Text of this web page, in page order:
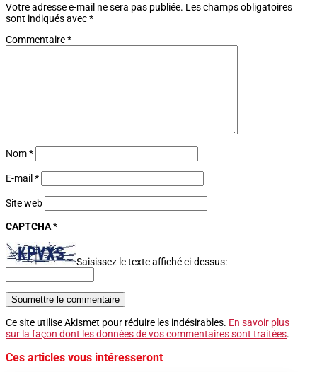
Votre adresse e-mail ne sera pas publiée. Les champs obligatoires
sont indiqués avec*
Commentaire*
Nom*
E-mail *
Site web
CAPTCHA*
Saisissez le texte affiché ci-dessus:
Soumettre le commentaire
Ce site utilise Akismet pour réduire les indésirables. En savoir plus
sur la façon dont les données de vos commentaires sont traitées.
Ces articles vous intéresseront